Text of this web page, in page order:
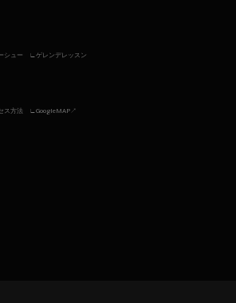
シュー ゲレンデレッスン
ス方法 GoogleMAP↗︎